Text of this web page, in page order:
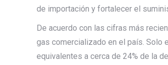
de importación y fortalecer el
De acuerdo con las cifras más
gas comercializado en el país. Solo
equivalentes a cerca de 24% de la